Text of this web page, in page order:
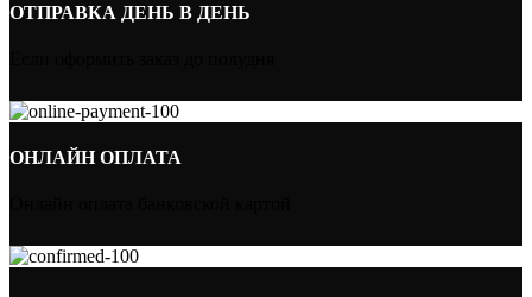
ОТПРАВКА ДЕНЬ В ДЕНЬ
ОНЛАЙН ОПЛАТА